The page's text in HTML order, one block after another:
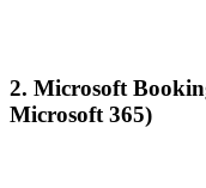
2. Microsoft
Microsoft 365)